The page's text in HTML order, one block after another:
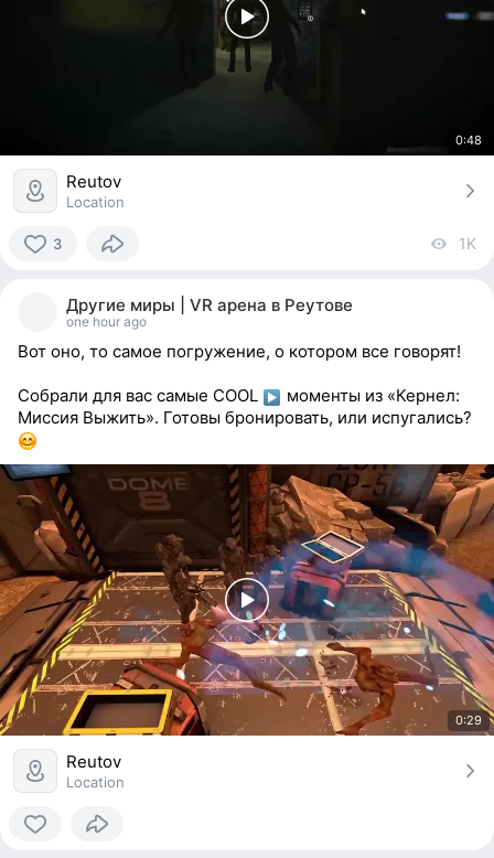
0:48
Reutov
Location
3 1K
Другие миры | VR арена в Реутове
one hour ago
Вот оно, то самое погружение, о котором все говорят!
Собрали для вас самые COOL
моменты из «Кернел:
Миссия Выжить». Готовы бронировать, или испугались?
0:29
Reutov
Location